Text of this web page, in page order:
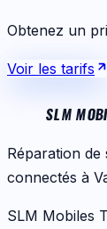
Obtenez un
Voir les tarifs
SLM
Réparation
connectés à
SLM Mobiles